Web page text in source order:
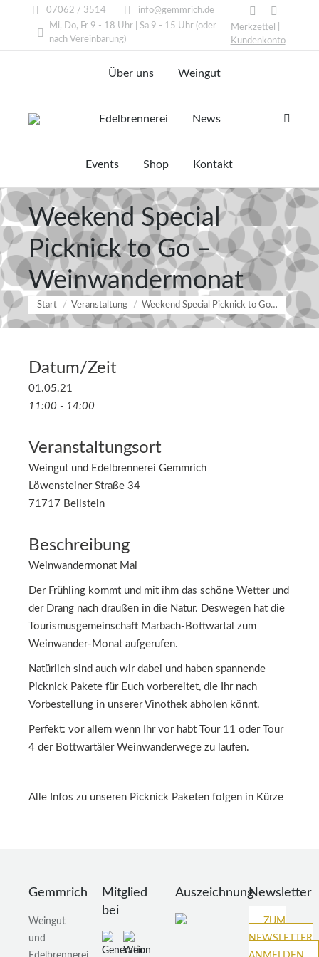
07062 / 3514
info@gemmrich.de
Mi, Do, Fr 9 - 18 Uhr | Sa 9 - 15 Uhr (oder
nach Vereinbarung)
page
window
page
window
Merkzettel
Kundenkonto
Über uns Weingut
Edelbrennerei News
Events Shop Kontakt
Search:
Weekend Special
Picknick to Go –
Weinwandermonat
Sie befinden sich hier:
Start Veranstaltung Weekend Special Picknick to Go…
Datum/Zeit
01.05.21
11:00 - 14:00
Veranstaltungsort
Weingut und Edelbrennerei Gemmrich
Löwensteiner Straße 34
71717 Beilstein
Beschreibung
Weinwandermonat Mai
Der Frühling kommt und mit ihm das schöne Wetter und
der Drang nach draußen in die Natur. Deswegen hat die
Tourismusgemeinschaft Marbach-Bottwartal zum
Weinwander-Monat aufgerufen.
Natürlich sind auch wir dabei und haben spannende
Picknick Pakete für Euch vorbereitet, die Ihr nach
Vorbestellung in unserer Vinothek abholen könnt.
Perfekt: vor allem wenn Ihr vor habt Tour 11 oder Tour
4 der Bottwartäler Weinwanderwege zu laufen.
Alle Infos zu unseren Picknick Paketen folgen in Kürze
Gemmrich
Weingut
und
Mitglied
bei
AuszeichnungNewsletter
ZUM
NEWSLETTER